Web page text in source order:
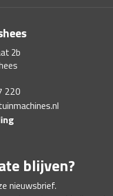
2b
220
blijven?
nieuwsbrief.